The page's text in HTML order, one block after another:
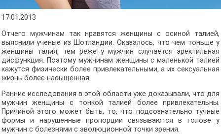
17.01.2013
Отчего мужчинам так нравятся женщины с осиной талией,
выяснили ученые из Шотландии. Оказалось, что чем тоньше у
женщины талия, тем реже у мужчин случается эректильная
дисфункция. Поэтому мужчинам женщины с маленькой талией
кажутся физически более привлекательными, а их сексуальная
жизнь более насыщенная.
Ранние исследования в этой области уже доказывали, что для
мужчин женщины с тонкой талией более привлекательны.
Причиной этого может быть, то, что подсознательно тучные
формы и нарушенные пропорции связываются в голове у
мужчин с болезнями с эволюционной точки зрения.